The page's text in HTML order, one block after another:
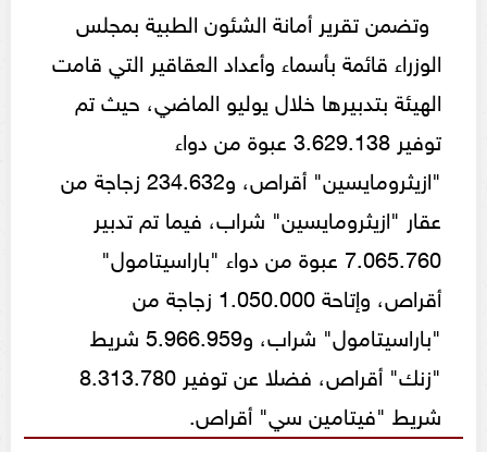
وتضمن تقرير أمانة الشئون الطبية بمجلس
الوزراء قائمة بأسماء وأعداد العقاقير التي قامت
الهيئة بتدبيرها خلال يوليو الماضي، حيث تم
توفير 3.629.138 عبوة من دواء
"ازيثرومايسين" أقراص، و234.632 زجاجة من
عقار "ازيثرومايسين" شراب، فيما تم تدبير
7.065.760 عبوة من دواء "باراسيتامول"
أقراص، وإتاحة 1.050.000 زجاجة من
"باراسيتامول" شراب، و5.966.959 شريط
"زنك" أقراص، فضلا عن توفير 8.313.780
شريط "فيتامين سي" أقراص.